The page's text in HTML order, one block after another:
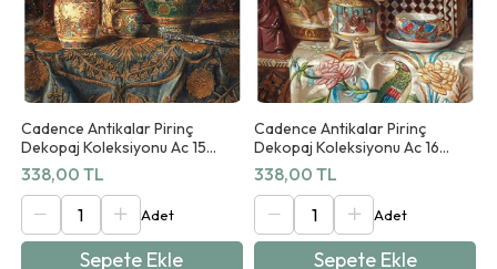
Cadence Antikalar Pirinç
Dekopaj Koleksiyonu Ac 15
90x125cm
338,00 TL
Sepete Ekle
Cadence Antikalar Pirinç
Dekopaj Koleksiyonu Ac 16
90x125cm
338,00 TL
Sepete Ekle